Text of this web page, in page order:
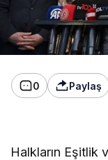
0 Paylaş
Halkların Eşitlik